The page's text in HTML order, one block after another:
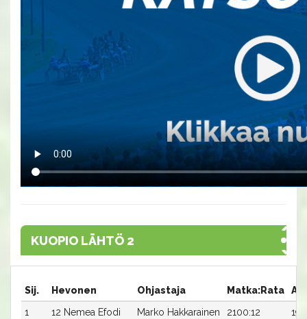
KUOPIO LÄHTÖ 2
Sij. Hevonen Ohjastaja Matka:Rata
1
12 Nemea Efodi Marko Hakkarainen 2100:12